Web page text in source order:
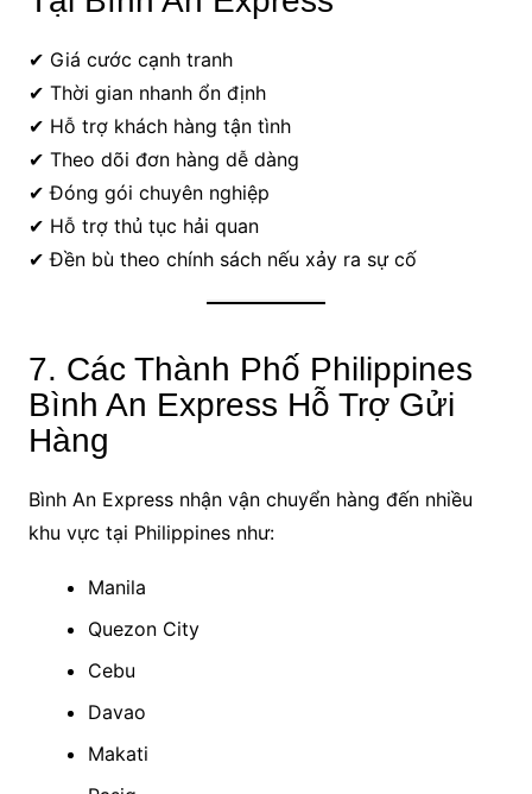
✔ Giá cước cạnh tranh
✔ Thời gian nhanh ổn định
✔ Hỗ trợ khách hàng tận tình
✔ Theo dõi đơn hàng dễ dàng
✔ Đóng gói chuyên nghiệp
✔ Hỗ trợ thủ tục hải quan
✔ Đền bù theo chính sách nếu xảy ra sự cố
7. Các Thành Phố Philippines
Bình An Express Hỗ Trợ Gửi
Hàng
Bình An Express nhận vận chuyển hàng đến nhiều
khu vực tại Philippines như:
Manila
Quezon City
Cebu
Davao
Makati